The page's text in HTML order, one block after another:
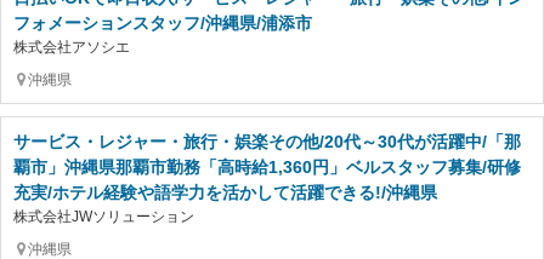
フォメーションスタッフ/沖縄県/浦添市
株式会社アソシエ
沖縄県
サービス・レジャー・旅行・娯楽その他/20代～30代が活躍中/「那
覇市」沖縄県那覇市勤務「高時給1,360円」ベルスタッフ募集/研修
充実/ホテル経験や語学力を活かして活躍できる!/沖縄県
株式会社JWソリューション
沖縄県